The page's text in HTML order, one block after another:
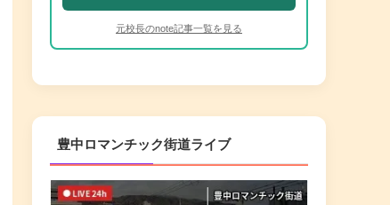
元校長のnote記事一覧を見る
豊中ロマンチック街道ライブ